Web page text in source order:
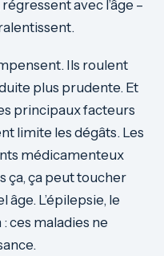
avec l’âge –
Ils roulent
plus prudente. Et
principaux facteurs
limite les dégâts. Les
médicamenteux
ça, ça peut toucher
âge. L’épilepsie, le
ces maladies ne